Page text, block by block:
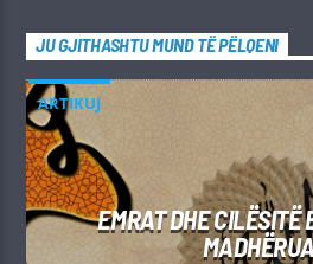
JU GJITHASHTU MUND TË PËLQENI
ARTIKUJ
EMRAT DHE CILËSITË